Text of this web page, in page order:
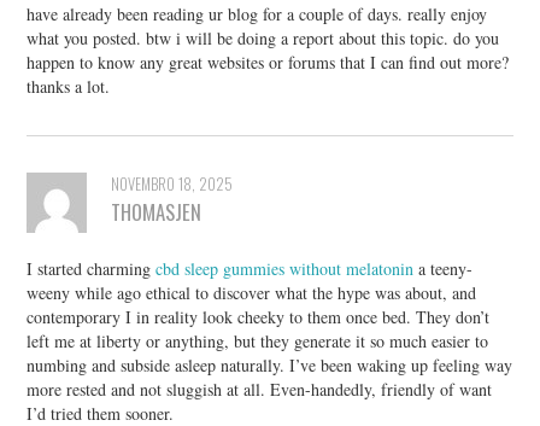
have already been reading ur blog for a couple of days. really enjoy
what you posted. btw i will be doing a report about this topic. do you
happen to know any great websites or forums that I can find out more?
thanks a lot.
NOVEMBRO 18, 2025
THOMASJEN
I started charmingcbd sleep gummies without melatonin a teeny-
weeny while ago ethical to discover what the hype was about, and
contemporary I in reality look cheeky to them once bed. They don’t
left me at liberty or anything, but they generate it so much easier to
numbing and subside asleep naturally. I’ve been waking up feeling way
more rested and not sluggish at all. Even-handedly, friendly of want
I’d tried them sooner.